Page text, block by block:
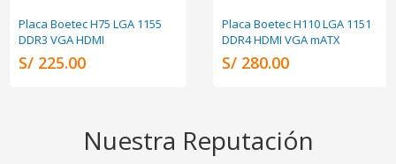
Placa Boetec H75 LGA 1155
DDR3 VGA HDMI
S/ 225.00
Placa Boetec H110 LGA 1151
DDR4 HDMI VGA mATX
S/ 280.00
Nuestra Reputación